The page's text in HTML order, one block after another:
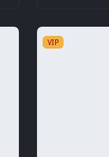
VIP